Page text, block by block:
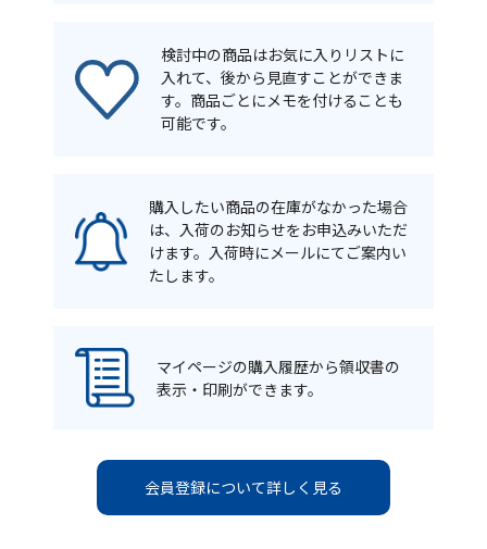
検討中の商品はお気に入りリストに
入れて、後から見直すことができま
す。商品ごとにメモを付けることも
可能です。
購入したい商品の在庫がなかった場合
は、入荷のお知らせをお申込みいただ
けます。入荷時にメールにてご案内い
たします。
マイページの購入履歴から領収書の
表示・印刷ができます。
会員登録について詳しく見る